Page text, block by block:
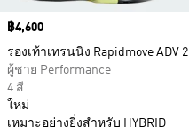
Price
฿4,600
รองเท้าเทรนนิง Rapidmove ADV 2
ผู้ชาย Performance
4 สี
ใหม่
เหมาะอย่างยิ่งสำหรับ HYBRID